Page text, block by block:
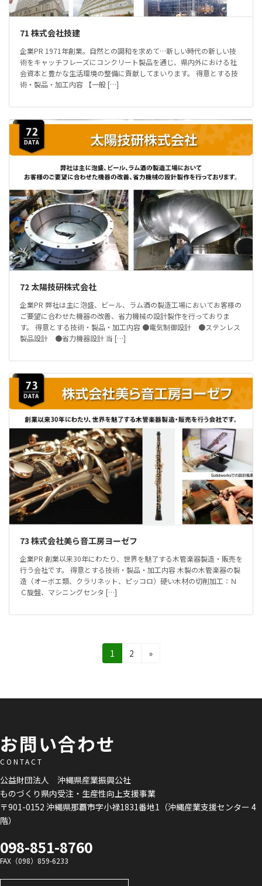
71 株式会社技建
企業PR 1971年創業。自然との調和を求めて…新しい時代の新しい技
術をキャッチフレーズにコンクリート製品を通じ、県内外における社
会資本と豊かな生活環境の整備に貢献してまいります。 得意とする技
術・製品・加工内容 【一般 […]
72 太陽技研株式会社
企業PR 弊社は主に泡盛、ビール、ラム酒の製造工場においてお客様の
ご要望に合わせた機器の改善、省力機械の設計製作を行っておりま
す。 得意とする技術・製品・加工内容 ●電気制御設計 ●ステンレス
製品設計 ●省力機器設計 当 […]
73 株式会社美ら音工房ヨーゼフ
企業PR 創業以来30年にわたり、世界を魅了する木管楽器製造・販売を
行う会社です。 得意とする技術・製品・加工内容 木製の木管楽器の製
造（オーボエ類、クラリネット、ピッコロ）硬い木材の切削加工：Ｎ
Ｃ旋盤、マシニングセンタ […]
ー
ジ
送
り
固
定
ジ
1
固
ジ
2 »
お問い合わせ
CONTACT
公益財団法人 沖縄県産業振興公社
ものづくり県内受注・生産性向上支援事業
〒901-0152 沖縄県那覇市字小禄1831番地1（沖縄産業支援センター 4
階）
098-851-8760
FAX（098）859-6233